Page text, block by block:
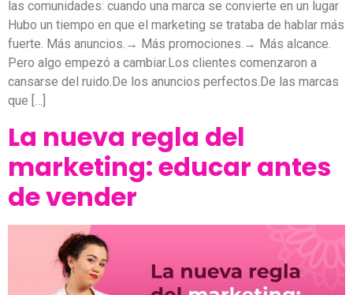
las comunidades: cuando una marca se convierte en un lugar
Hubo un tiempo en que el marketing se trataba de hablar más
fuerte. Más anuncios.→ Más promociones.→ Más alcance.
Pero algo empezó a cambiar.Los clientes comenzaron a
cansarse del ruido.De los anuncios perfectos.De las marcas
que […]
La nueva regla del
marketing: educar antes
de vender